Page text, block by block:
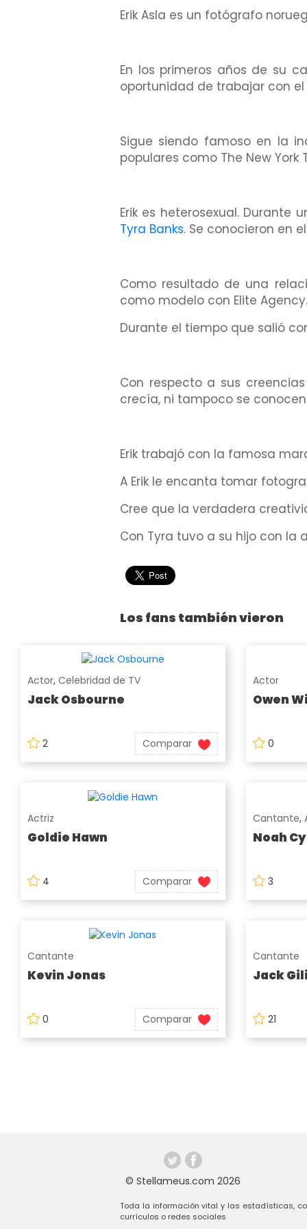
Erik Asla es un fotógrafo
En los primeros años de su
oportunidad de trabajar con
Sigue siendo famoso en la
populares como The New York
Erik es heterosexual.
Tyra Banks. Se conocieron en
Como resultado de una
como modelo con Elite
Durante el tiempo que salió
Con respecto a sus
crecía, ni tampoco se
Erik trabajó con la famosa
A Erik le encanta tomar
Cree que la verdadera
Con Tyra tuvo a su hijo con
Los fans también vieron
Actor, Celebridad de TV
Jack Osbourne
2 Comparar
Actor
Owen
0
Actriz
Goldie Hawn
4 Comparar
Cantante,
Noah
3
Cantante
Kevin Jonas
0 Comparar
Cantante
Jack
21
© Stellameus.com 2026
Toda la información vital y las estadísticas,
currículos o redes sociales